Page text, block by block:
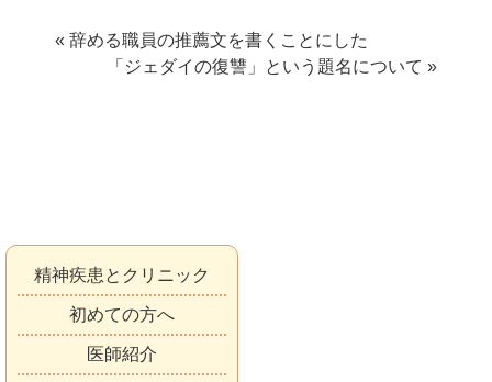
« 辞める職員の推薦文を書くことにした
「ジェダイの復讐」という題名について »
精神疾患とクリニック
初めての方へ
医師紹介